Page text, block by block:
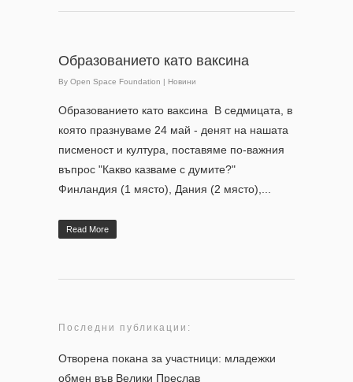
Образованието като ваксина
By Open Space Foundation | Новини
Образованието като ваксина В седмицата, в
която празнуваме 24 май - денят на нашата
писменост и култура, поставяме по-важния
въпрос "Какво казваме с думите?"
Финландия (1 място), Дания (2 място),...
Read More
Последни публикации:
Отворена покана за участници: младежки
обмен във Велики Преслав